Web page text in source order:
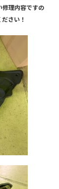
修理内容ですの
さい！